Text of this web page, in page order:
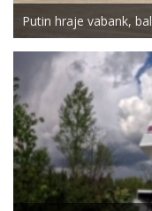
Putin hraje vabank,